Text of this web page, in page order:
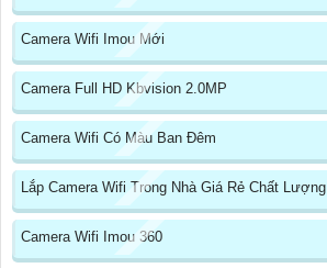
Camera Wifi Imou Mới
Camera Full HD Kbvision 2.0MP
Camera Wifi Có Màu Ban Đêm
Lắp Camera Wifi Trong Nhà Giá Rẻ Chất Lượng
Camera Wifi Imou 360